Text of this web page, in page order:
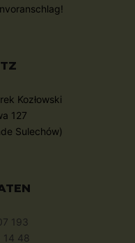
Kozłowski
127
Sulechów)
193
14 48